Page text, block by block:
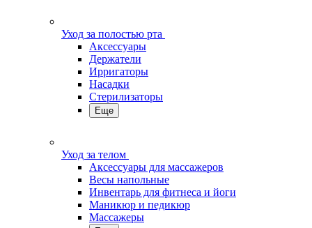
Уход за полостью рта
Аксессуары
Держатели
Ирригаторы
Насадки
Стерилизаторы
Еще
Уход за телом
Аксессуары для массажеров
Весы напольные
Инвентарь для фитнеса и йоги
Маникюр и педикюр
Массажеры